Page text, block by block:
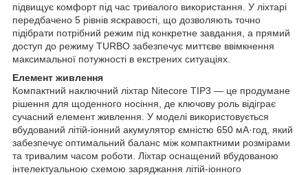
підвищує комфорт під час тривалого використання. У ліхтарі
передбачено 5 рівнів яскравості, що дозволяють точно
підібрати потрібний режим під конкретне завдання, а прямий
доступ до режиму TURBO забезпечує миттєве ввімкнення
максимальної потужності в екстрених ситуаціях.
Елемент живлення
Компактний наключний ліхтар Nitecore TIP3 — це продумане
рішення для щоденного носіння, де ключову роль відіграє
сучасний елемент живлення. У моделі використовується
вбудований літій-іонний акумулятор ємністю 650 мА·год, який
забезпечує оптимальний баланс між компактними розмірами
та тривалим часом роботи. Ліхтар оснащений вбудованою
інтелектуальною схемою заряджання літій-іонного